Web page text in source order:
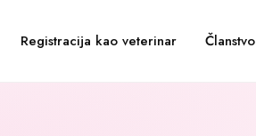
Registracija kao veterinar Članstvo